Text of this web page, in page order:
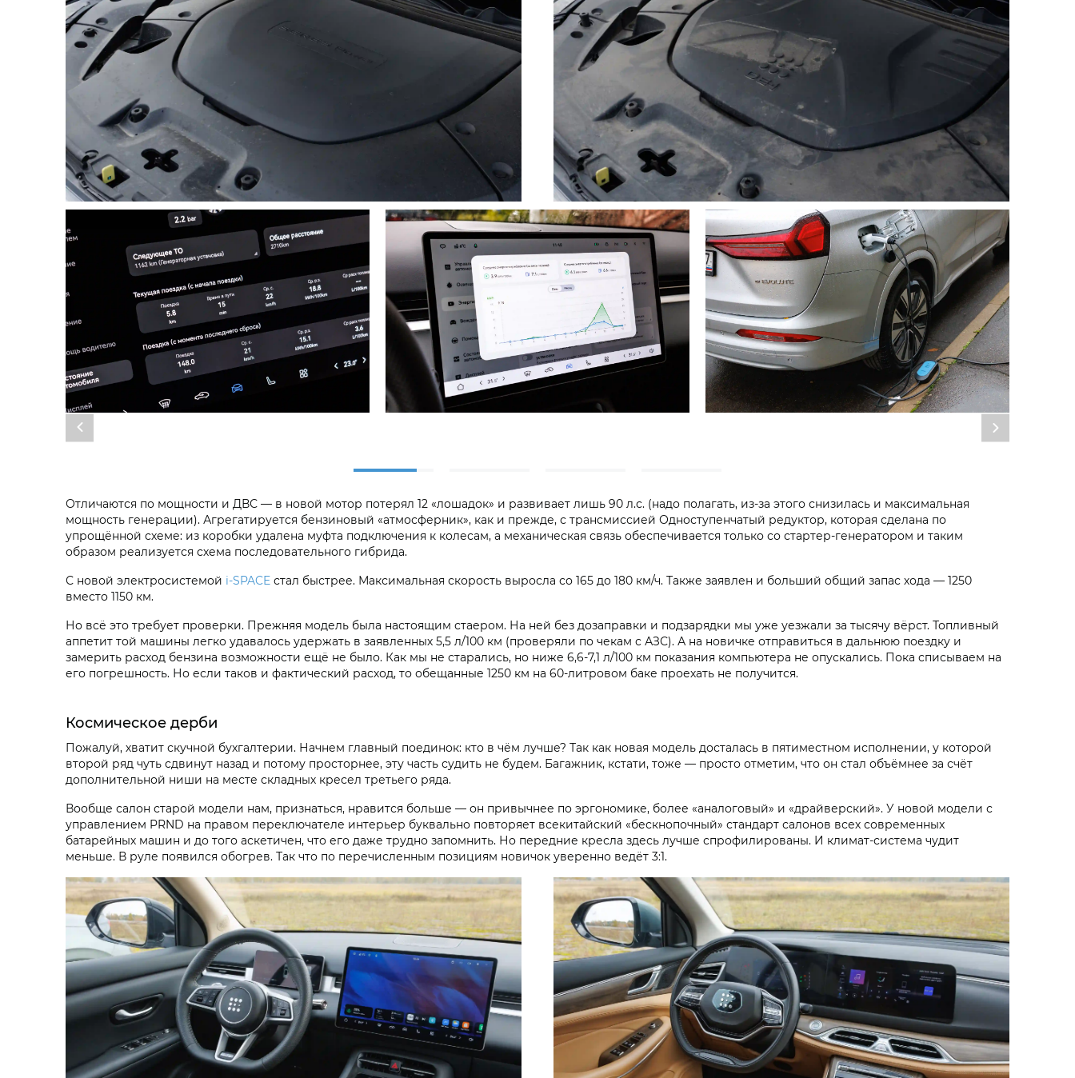
Отличаются по мощности и ДВС — в новой мотор потерял 12 «лошадок» и развивает лишь 90 л.с. (надо полагать, из-за этого снизилась и максимальная
мощность генерации). Агрегатируется бензиновый «атмосферник», как и прежде, с трансмиссией Одноступенчатый редуктор, которая сделана по
упрощённой схеме: из коробки удалена муфта подключения к колесам, а механическая связь обеспечивается только со стартер-генератором и таким
образом реализуется схема последовательного гибрида.
С новой электросистемой i‑SPACE стал быстрее. Максимальная скорость выросла со 165 до 180 км/ч. Также заявлен и больший общий запас хода — 1250
вместо 1150 км.
Но всё это требует проверки. Прежняя модель была настоящим стаером. На ней без дозаправки и подзарядки мы уже уезжали за тысячу вёрст. Топливный
аппетит той машины легко удавалось удержать в заявленных 5,5 л/100 км (проверяли по чекам с АЗС). А на новичке отправиться в дальнюю поездку и
замерить расход бензина возможности ещё не было. Как мы не старались, но ниже 6,6-7,1 л/100 км показания компьютера не опускались. Пока списываем на
его погрешность. Но если таков и фактический расход, то обещанные 1250 км на 60-литровом баке проехать не получится.
Космическое дерби
Пожалуй, хватит скучной бухгалтерии. Начнем главный поединок: кто в чём лучше? Так как новая модель досталась в пятиместном исполнении, у которой
второй ряд чуть сдвинут назад и потому просторнее, эту часть судить не будем. Багажник, кстати, тоже — просто отметим, что он стал объёмнее за счёт
дополнительной ниши на месте складных кресел третьего ряда.
Вообще салон старой модели нам, признаться, нравится больше — он привычнее по эргономике, более «аналоговый» и «драйверский». У новой модели с
управлением PRND на правом переключателе интерьер буквально повторяет всекитайский «бескнопочный» стандарт салонов всех современных
батарейных машин и до того аскетичен, что его даже трудно запомнить. Но передние кресла здесь лучше спрофилированы. И климат-система чудит
меньше. В руле появился обогрев. Так что по перечисленным позициям новичок уверенно ведёт 3:1.